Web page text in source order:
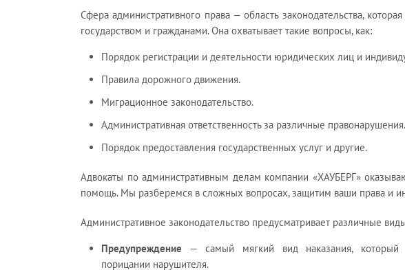
Сфера административного права — область законодательства,
государством и гражданами. Она охватывает такие вопросы, как:
Порядок регистрации и деятельности юридических лиц и
Правила дорожного движения.
Миграционное законодательство.
Административная ответственность за различные правонарушения.
Порядок предоставления государственных услуг и другие.
Адвокаты по административным делам компании «ХАУБЕРГ»
помощь. Мы разберемся в сложных вопросах, защитим ваши права и
Административное законодательство предусматривает различные
Предупреждение — самый мягкий вид наказания, который
порицании нарушителя.